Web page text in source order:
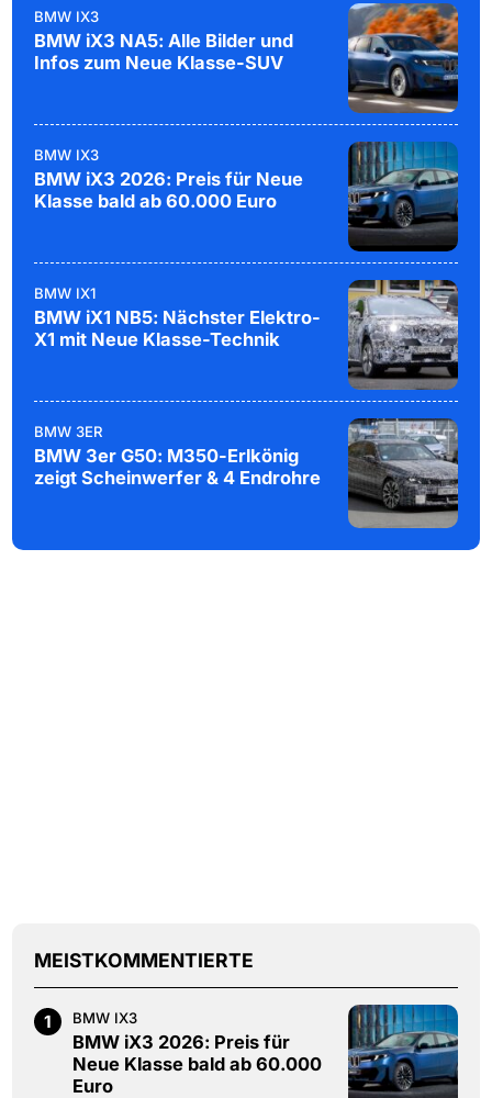
BMW IX3
BMW iX3 NA5: Alle Bilder und
Infos zum Neue Klasse-SUV
BMW IX3
BMW iX3 2026: Preis für Neue
Klasse bald ab 60.000 Euro
BMW IX1
BMW iX1 NB5: Nächster Elektro-
X1 mit Neue Klasse-Technik
BMW 3ER
BMW 3er G50: M350-Erlkönig
zeigt Scheinwerfer & 4 Endrohre
MEISTKOMMENTIERTE
1 BMW IX3
BMW iX3 2026: Preis für
Neue Klasse bald ab 60.000
Euro